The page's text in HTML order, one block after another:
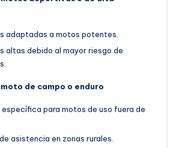
adaptadas a motos potentes.
altas debido al mayor riesgo de
de campo o enduro
para motos de uso fuera de
asistencia en zonas rurales.